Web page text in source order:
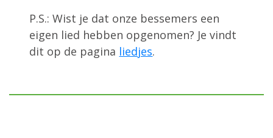
P.S.: Wist je dat onze bessemers een
eigen lied hebben opgenomen? Je vindt
dit op de pagina liedjes.